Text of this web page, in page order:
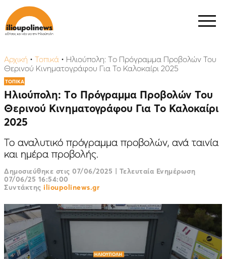
Αρχική • Τοπικά • Ηλιούπολη: Τo Πρόγραμμα Προβολών Του
Θερινού Κινηματογράφου Για Το Καλοκαίρι 2025
ΤΟΠΙΚΑ
Ηλιούπολη: Τo Πρόγραμμα Προβολών Του
Θερινού Κινηματογράφου Για Το Καλοκαίρι
2025
Το αναλυτικό πρόγραμμα προβολών, ανά ταινία
και ημέρα προβολής.
Δημοσιεύθηκε στις 07/06/2025 | Τελευταία Ενημέρωση
07/06/25 16:54:00
Συντάκτης ilioupolinews.gr